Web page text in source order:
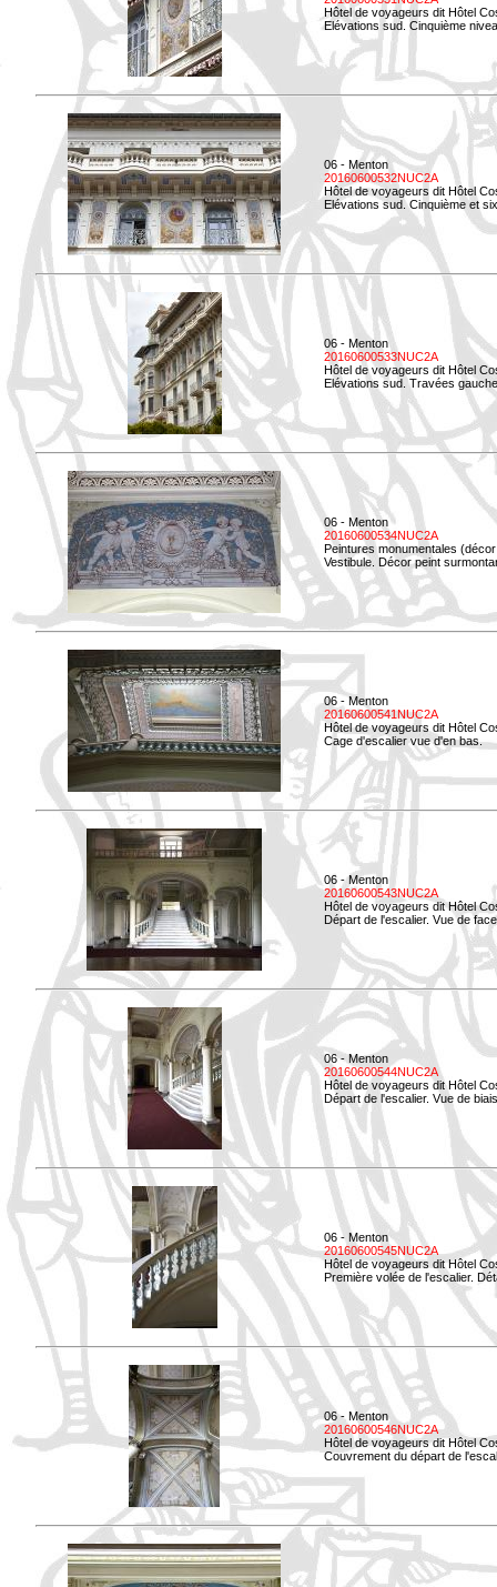
Hôtel de voyageurs dit Hôtel
Elévations sud. Cinquième
06 - Menton
20160600532NUC2A
Hôtel de voyageurs dit Hôtel
Elévations sud. Cinquième et
06 - Menton
20160600533NUC2A
Hôtel de voyageurs dit Hôtel
Elévations sud. Travées
06 - Menton
20160600534NUC2A
Peintures monumentales
Vestibule. Décor peint
06 - Menton
20160600541NUC2A
Hôtel de voyageurs dit Hôtel
Cage d'escalier vue d'en bas.
06 - Menton
20160600543NUC2A
Hôtel de voyageurs dit Hôtel
Départ de l'escalier. Vue de
06 - Menton
20160600544NUC2A
Hôtel de voyageurs dit Hôtel
Départ de l'escalier. Vue de
06 - Menton
20160600545NUC2A
Hôtel de voyageurs dit Hôtel
Première volée de l'escalier.
06 - Menton
20160600546NUC2A
Hôtel de voyageurs dit Hôtel
Couvrement du départ de